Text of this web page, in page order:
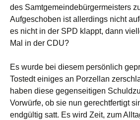
des Samtgemeindebürgermeisters
Aufgeschoben ist allerdings nicht
es nicht in der SPD klappt, dann
Mal in der CDU?
Es wurde bei diesem persönlich
Tostedt einiges an Porzellan
haben diese gegenseitigen
Vorwürfe, ob sie nun gerechtfertigt
endgültig satt. Es wird Zeit, zum